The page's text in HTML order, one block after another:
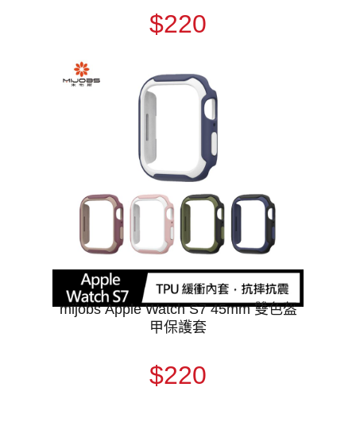
$220
mijobs Apple Watch S7 45mm 雙色盔
甲保護套
$220